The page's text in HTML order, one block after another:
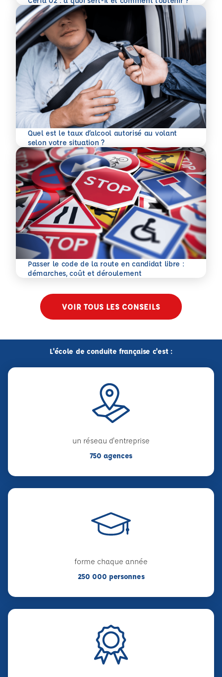
Quel est le taux d’alcool autorisé au volant
selon votre situation ?
En savoir plus
Passer le code de la route en candidat libre :
démarches, coût et déroulement
En savoir plus
VOIR TOUS LES CONSEILS
L'école de conduite française c'est :
un réseau d'entreprise
750 agences
forme chaque année
250 000 personnes